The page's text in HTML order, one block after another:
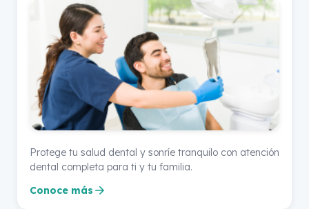
Protege tu salud dental y sonríe tranquilo con atención
dental completa para ti y tu familia.
Conoce más